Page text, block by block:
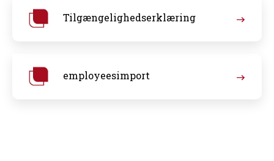
Tilgængelighedserklæring
employeesimport